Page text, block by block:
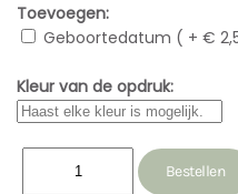
Toevoegen:
Geboortedatum ( + €
Kleur van de opdruk: